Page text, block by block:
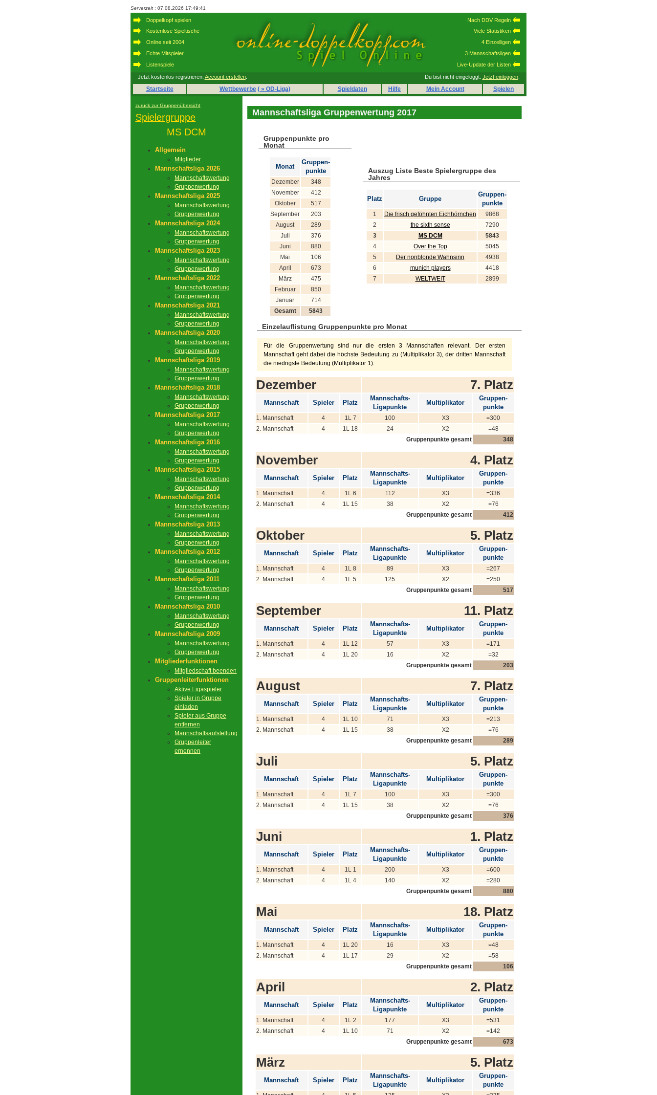
Serverzeit : 07.08.2026 17:49:41
Doppelkopf spielen
Kostenlose Spieltische
Online seit 2004
Echte Mitspieler
Listenspiele
Nach DDV Regeln
Viele Statistiken
4 Einzelligen
3 Mannschaftsligen
Live-Update der Listen
Jetzt kostenlos registrieren. Account erstellen. Du bist nicht eingeloggt. Jetzt einloggen.
Startseite Wettbewerbe ( » OD-Liga) Spieldaten Hilfe Mein Account Spielen
zurück zur Gruppenübersicht
Spielergruppe
MS DCM
Allgemein
Mitglieder
Mannschaftsliga 2026
Mannschaftswertung
Gruppenwertung
Mannschaftsliga 2025
Mannschaftswertung
Gruppenwertung
Mannschaftsliga 2024
Mannschaftswertung
Gruppenwertung
Mannschaftsliga 2023
Mannschaftswertung
Gruppenwertung
Mannschaftsliga 2022
Mannschaftswertung
Gruppenwertung
Mannschaftsliga 2021
Mannschaftswertung
Gruppenwertung
Mannschaftsliga 2020
Mannschaftswertung
Gruppenwertung
Mannschaftsliga 2019
Mannschaftswertung
Gruppenwertung
Mannschaftsliga 2018
Mannschaftswertung
Gruppenwertung
Mannschaftsliga 2017
Mannschaftswertung
Gruppenwertung
Mannschaftsliga 2016
Mannschaftswertung
Gruppenwertung
Mannschaftsliga 2015
Mannschaftswertung
Gruppenwertung
Mannschaftsliga 2014
Mannschaftswertung
Gruppenwertung
Mannschaftsliga 2013
Mannschaftswertung
Gruppenwertung
Mannschaftsliga 2012
Mannschaftswertung
Gruppenwertung
Mannschaftsliga 2011
Mannschaftswertung
Gruppenwertung
Mannschaftsliga 2010
Mannschaftswertung
Gruppenwertung
Mannschaftsliga 2009
Mannschaftswertung
Gruppenwertung
Mitgliederfunktionen
Mitgliedschaft beenden
Gruppenleiterfunktionen
Aktive Ligaspieler
Spieler in Gruppe
einladen
Spieler aus Gruppe
entfernen
Mannschaftsaufstellung
Gruppenleiter
ernennen
Mannschaftsliga Gruppenwertung 2017
Gruppenpunkte pro
Monat
Monat
Gruppen-
punkte
Dezember
348
November
412
Oktober
517
September
203
August
289
Juli
376
Juni
880
Mai
106
April
673
März
475
Februar
850
Januar
714
Gesamt
5843
Auszug Liste Beste Spielergruppe des
Jahres
Platz Gruppe
Gruppen-
punkte
1 Die frisch geföhnten Eichhörnchen
9868
2
the sixth sense
7290
3
MS DCM
5843
4
Over the Top
5045
5
Der nonblonde Wahnsinn
4938
6
munich players
4418
7
WELTWEIT 2899
Einzelauflistung Gruppenpunkte pro Monat
Für die Gruppenwertung sind nur die ersten 3 Mannschaften relevant. Der ersten
Mannschaft geht dabei die höchste Bedeutung zu (Multiplikator 3), der dritten Mannschaft
die niedrigste Bedeutung (Multiplikator 1).
Dezember 7. Platz
Mannschaft Spieler Platz
Mannschafts-
Ligapunkte
Multiplikator
Gruppen-
punkte
1. Mannschaft 4 1L 7 100 X3
=300
2. Mannschaft
4 1L 18 24 X2
=48
Gruppenpunkte gesamt
348
November 4. Platz
Mannschaft Spieler Platz
Mannschafts-
Ligapunkte
Multiplikator
Gruppen-
punkte
1. Mannschaft 4 1L 6 112 X3
=336
2. Mannschaft
4 1L 15 38 X2
=76
Gruppenpunkte gesamt
412
Oktober 5. Platz
Mannschaft Spieler Platz
Mannschafts-
Ligapunkte
Multiplikator
Gruppen-
punkte
1. Mannschaft 4 1L 8 89 X3
=267
2. Mannschaft
4 1L 5 125 X2
=250
Gruppenpunkte gesamt
517
September 11. Platz
Mannschaft Spieler Platz
Mannschafts-
Ligapunkte
Multiplikator
Gruppen-
punkte
1. Mannschaft 4 1L 12 57 X3
=171
2. Mannschaft
4 1L 20 16 X2
=32
Gruppenpunkte gesamt
203
August 7. Platz
Mannschaft Spieler Platz
Mannschafts-
Ligapunkte
Multiplikator
Gruppen-
punkte
1. Mannschaft 4 1L 10 71 X3
=213
2. Mannschaft
4 1L 15 38 X2
=76
Gruppenpunkte gesamt
289
Juli 5. Platz
Mannschaft Spieler Platz
Mannschafts-
Ligapunkte
Multiplikator
Gruppen-
punkte
1. Mannschaft 4 1L 7 100 X3
=300
2. Mannschaft
4 1L 15 38 X2
=76
Gruppenpunkte gesamt
376
Juni 1. Platz
Mannschaft Spieler Platz
Mannschafts-
Ligapunkte
Multiplikator
Gruppen-
punkte
1. Mannschaft 4 1L 1 200 X3
=600
2. Mannschaft
4 1L 4 140 X2
=280
Gruppenpunkte gesamt
880
Mai 18. Platz
Mannschaft Spieler Platz
Mannschafts-
Ligapunkte
Multiplikator
Gruppen-
punkte
1. Mannschaft 4 1L 20 16 X3
=48
2. Mannschaft
4 1L 17 29 X2
=58
Gruppenpunkte gesamt
106
April 2. Platz
Mannschaft Spieler Platz
Mannschafts-
Ligapunkte
Multiplikator
Gruppen-
punkte
1. Mannschaft 4 1L 2 177 X3
=531
2. Mannschaft
4 1L 10 71 X2
=142
Gruppenpunkte gesamt
673
März 5. Platz
Mannschaft Spieler Platz
Mannschafts-
Ligapunkte
Multiplikator
Gruppen-
punkte